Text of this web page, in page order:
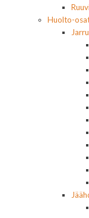
Huolto-